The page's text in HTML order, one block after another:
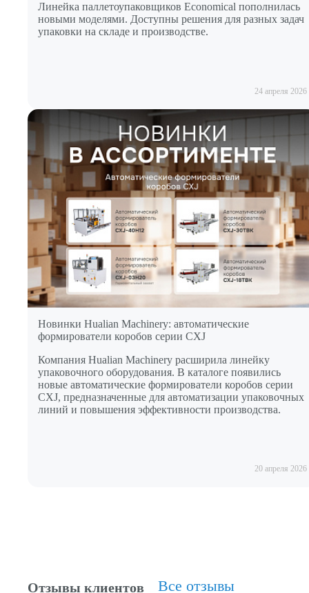
Линейка паллетоупаковщиков Economical пополнилась
новыми моделями. Доступны решения для разных задач
упаковки на складе и производстве.
24 апреля 2026
Новинки Hualian Machinery: автоматические
формирователи коробов серии CXJ
Компания Hualian Machinery расширила линейку
упаковочного оборудования. В каталоге появились
новые автоматические формирователи коробов серии
CXJ, предназначенные для автоматизации упаковочных
линий и повышения эффективности производства.
20 апреля 2026
Отзывы клиентов Все отзывы